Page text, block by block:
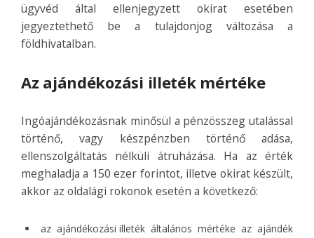
ügyvéd által ellenjegyzett okirat esetében
jegyeztethető be a tulajdonjog változása a
földhivatalban.
Az ajándékozási illeték mértéke
Ingóajándékozásnak minősül a pénzösszeg utalással
történő, vagy készpénzben történő adása,
ellenszolgáltatás nélküli átruházása. Ha az érték
meghaladja a 150 ezer forintot, illetve okirat készült,
akkor az oldalági rokonok esetén a következő:
az ajándékozási illetékáltalános mértéke az ajándék